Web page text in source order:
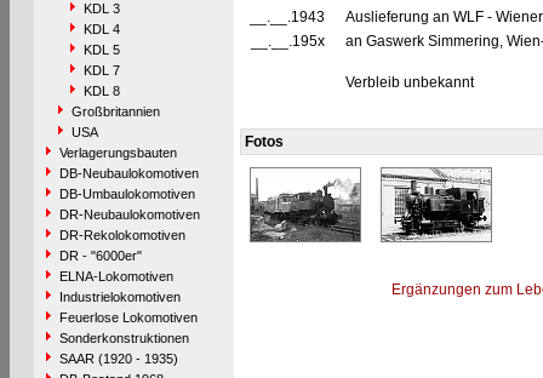
KDL 3
KDL 4
KDL 5
KDL 7
KDL 8
Großbritannien
USA
Verlagerungsbauten
DB-Neubaulokomotiven
DB-Umbaulokomotiven
DR-Neubaulokomotiven
DR-Rekolokomotiven
DR - "6000er"
ELNA-Lokomotiven
Industrielokomotiven
Feuerlose Lokomotiven
Sonderkonstruktionen
SAAR (1920 - 1935)
__.__.1943
Auslieferung an WLF -
__.__.195x
an Gaswerk Simmering,
Verbleib unbekannt
Fotos
Ergänzungen zum